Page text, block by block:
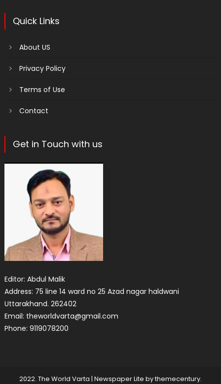
Quick Links
About US
Privacy Policy
Terms of Use
Contact
Get in Touch with us
Editor: Abdul Malik
Address: 75 line 14 ward no 25 Azad nagar haldwani
Uttarakhand. 262402
Email: theworldvarta@gmail.com
Phone: 9119078200
2022. The World Varta | Newspaper Lite bythemecentury.